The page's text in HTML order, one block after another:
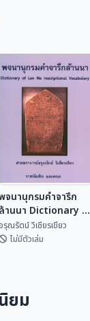
of Lan Na
Inscriptional
อรุณรัตน์ วิเชียรเขี...
จนานุกรมคำจารึก
ล้านนา Dictionary of
Lan Na
อรุณรัตน์ วิเชียรเขียว
ไม่มีตัวเล่ม
ยม